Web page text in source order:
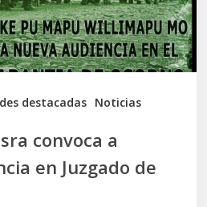
destacadas Noticias
convoca a
en Juzgado de